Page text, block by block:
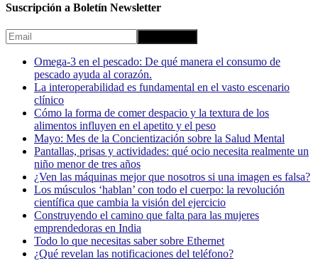
Suscripción a Boletín Newsletter
Omega-3 en el pescado: De qué manera el consumo de
pescado ayuda al corazón.
La interoperabilidad es fundamental en el vasto escenario
clínico
Cómo la forma de comer despacio y la textura de los
alimentos influyen en el apetito y el peso
Mayo: Mes de la Concientización sobre la Salud Mental
Pantallas, prisas y actividades: qué ocio necesita realmente un
niño menor de tres años
¿Ven las máquinas mejor que nosotros si una imagen es falsa?
Los músculos ‘hablan’ con todo el cuerpo: la revolución
científica que cambia la visión del ejercicio
Construyendo el camino que falta para las mujeres
emprendedoras en India
Todo lo que necesitas saber sobre Ethernet
¿Qué revelan las notificaciones del teléfono?